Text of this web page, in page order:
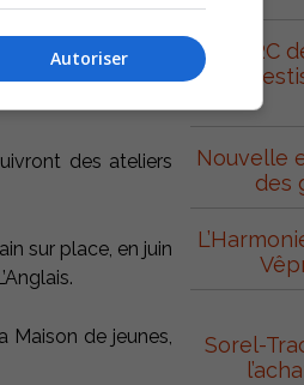
des jeunes de là-
et verront
des ateliers
sur place, en juin
Maison de jeunes,
MRC
Nouvelle
des
Sorel-
Autoriser